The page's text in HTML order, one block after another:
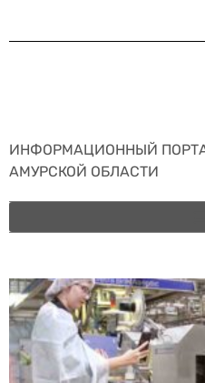
ИНФОРМАЦИОННЫЙ
АМУРСКОЙ ОБЛАСТИ